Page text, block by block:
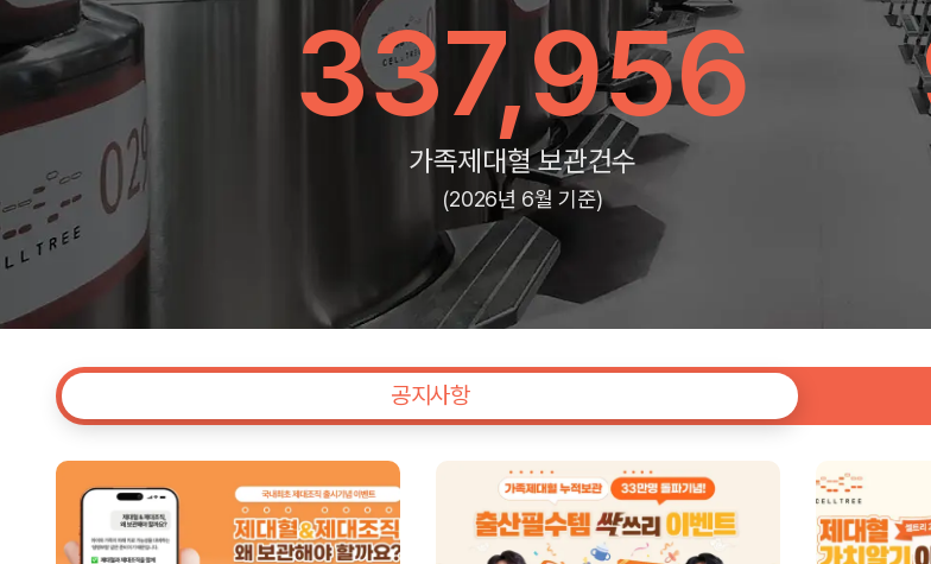
337,956
가족제대혈 보관건수
(2026년 6월 기준)
공지사항